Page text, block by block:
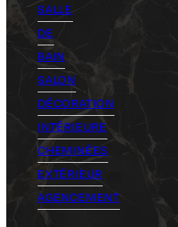
SALLE
DE
BAIN
SALON
DÉCORATION
INTÉRIEURE
CHEMINÉES
EXTÉRIEUR
AGENCEMENT